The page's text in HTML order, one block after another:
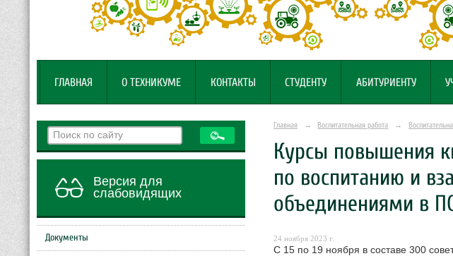
ГЛАВНАЯ О ТЕХНИКУМЕ КОНТАКТЫ СТУДЕНТУ АБИТУРИЕНТУ
Версия для
слабовидящих
Документы
Главная → Воспитательная работа →
Курсы повышения
по воспитанию и
объединениями в
24 ноября 2023 г.
С 15 по 19 ноября в составе 300